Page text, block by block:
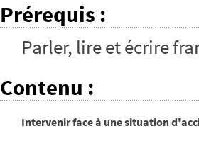
Prérequis :
Parler, lire et écrire
Contenu :
Intervenir face à une situation